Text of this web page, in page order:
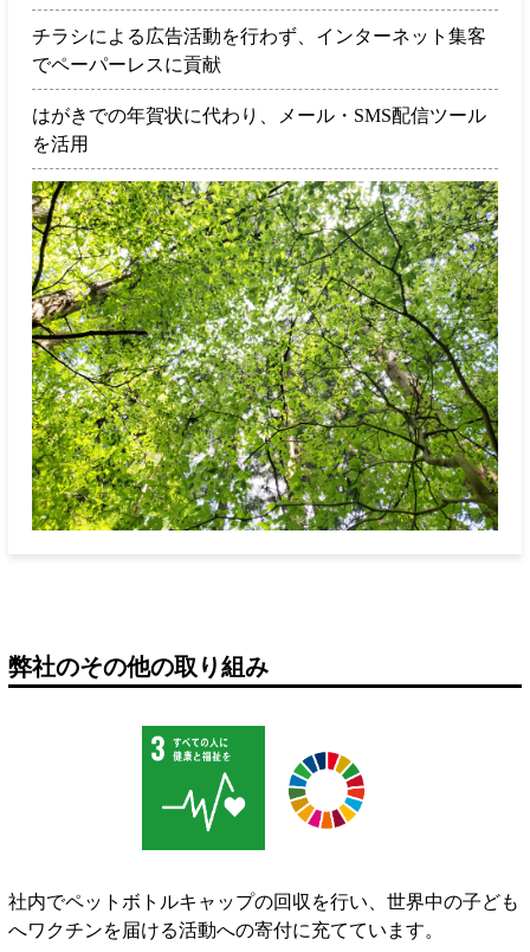
チラシによる広告活動を行わず、インターネット集客
でペーパーレスに貢献
はがきでの年賀状に代わり、メール・SMS配信ツール
を活用
弊社のその他の取り組み
社内でペットボトルキャップの回収を行い、世界中の子ども
へワクチンを届ける活動への寄付に充てています。